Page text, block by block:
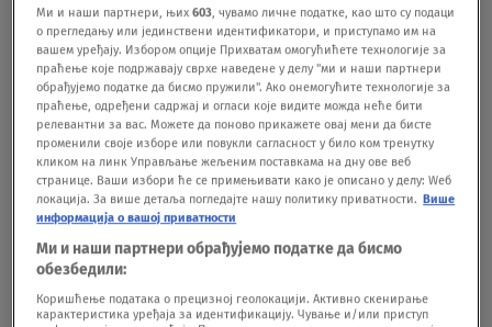
Oglas
Novoizgrađeni vrtić u Borči nije ni otvoren,
Vest, vlasnik - Zvezdin predsednik Željko
Ми и наши партнери, њих603 , чувамо личне податке, као што су подаци
о прегледању или јединствени идентификатори, и приступамо им на
вашем уређају. Избором опције Прихватам омогућићете технологије за
праћење које подржавају сврхе наведене у делу "ми и наши партнери
обрађујемо податке да бисмо пружили". Ако онемогућите технологије за
праћење, одређени садржај и огласи које видите можда неће бити
релевантни за вас. Можете да поново прикажете овај мени да бисте
променили своје изборе или повукли сагласност у било ком тренутку
кликом на линк Управљање жељеним поставкама на дну ове веб
странице. Ваши избори ће се примењивати како је описано у делу: Wеб
локација. За више детаља погледајте нашу политику приватности. Више
информација о вашој приватности
Ми и наши партнери обрађујемо податке да бисмо
обезбедили:
Коришћење података о прецизној геолокацији. Активно скенирање
карактеристика уређаја за идентификацију. Чување и/или приступ